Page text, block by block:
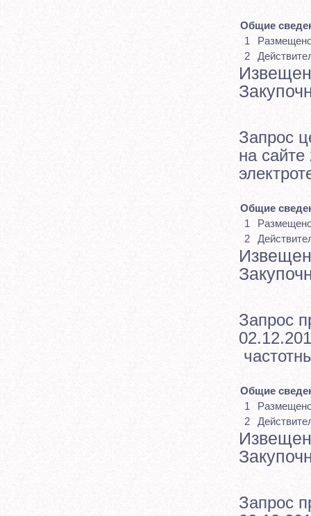
Общие
1
2
Запрос
на
Общие
1
2
Запрос
Общие
1
2
Запрос